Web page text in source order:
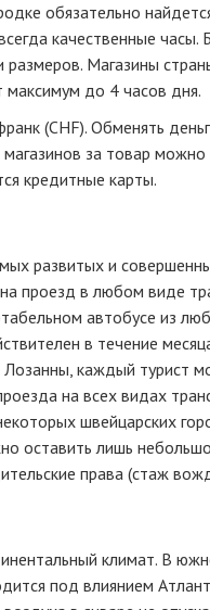
обязательно
качественные
размеров. Магазины
максимум до 4 часов дня.
(CHF). Обменять
за товар можно
кредитные карты.
развитых и
проезд в любом виде
автобусе из
в течение
каждый турист
на всех видах
швейцарских
оставить лишь
права (стаж
климат. В
под влиянием